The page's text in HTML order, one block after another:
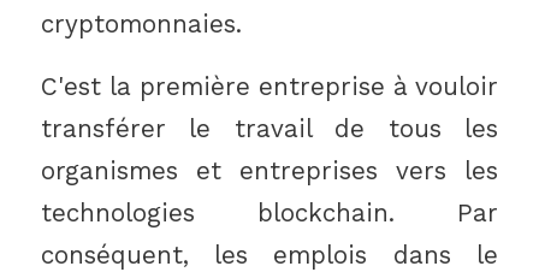
cryptomonnaies.
C'est la première entreprise à vouloir
transférer le travail de tous les
organismes et entreprises vers les
technologies blockchain. Par
conséquent, les emplois dans le